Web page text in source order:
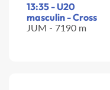
13:35 - U20
masculin - Cross
JUM - 7190 m